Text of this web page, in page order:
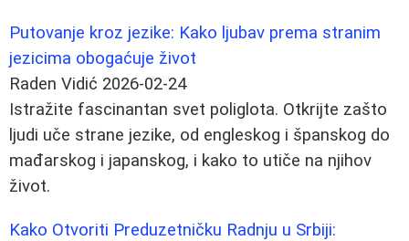
Putovanje kroz jezike: Kako ljubav prema stranim
jezicima obogaćuje život
Raden Vidić 2026-02-24
Istražite fascinantan svet poliglota. Otkrijte zašto
ljudi uče strane jezike, od engleskog i španskog do
mađarskog i japanskog, i kako to utiče na njihov
život.
Kako Otvoriti Preduzetničku Radnju u Srbiji: